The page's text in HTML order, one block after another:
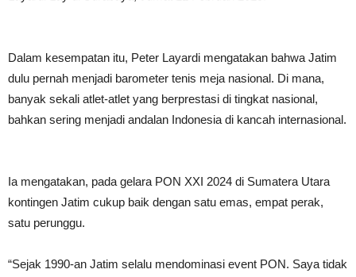
Dalam kesempatan itu, Peter Layardi mengatakan bahwa Jatim
dulu pernah menjadi barometer tenis meja nasional. Di mana,
banyak sekali atlet-atlet yang berprestasi di tingkat nasional,
bahkan sering menjadi andalan Indonesia di kancah internasional.
Ia mengatakan, pada gelara PON XXI 2024 di Sumatera Utara
kontingen Jatim cukup baik dengan satu emas, empat perak,
satu perunggu.
“Sejak 1990-an Jatim selalu mendominasi event PON. Saya tidak